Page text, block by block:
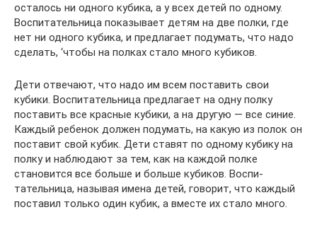
осталось ни одного кубика, а у всех детей по одному.
Воспитательница показывает детям на две полки, где
нет ни одного кубика, и предлагает подумать, что надо
сделать, ‘чтобы на полках стало много кубиков.
Дети отвечают, что надо им всем поставить свои
кубики. Воспитательница предлагает на одну полку
поставить все крас­ные кубики, а на другую — все синие.
Каждый ребенок должен подумать, на какую из полок он
поставит свой кубик. Дети ставят по одному кубику на
полку и наблюдают за тем, как на каждой полке
становится все больше и больше кубиков. Воспи­
тательница, называя имена детей, говорит, что каждый
поставил только один кубик, а вместе их стало много.